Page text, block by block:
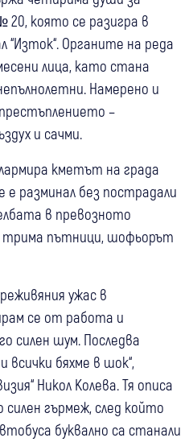
която се разигра в
Органите на реда
лица, като стана
Намерено и
–
и сачми.
кметът на града
е разминал без пострадали
в превозното
трима пътници, шофьорът
ужас в
се от работа и
силен шум. Последва
всички бяхме в шок“,
Никол Колева. Тя описа
гърмеж, след който
буквално са станали